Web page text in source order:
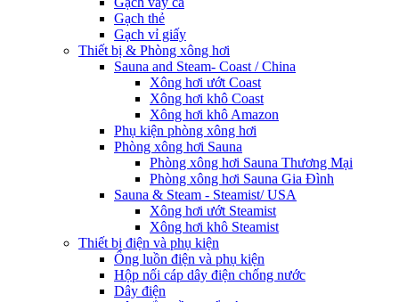
Gạch thẻ
Gạch vỉ giấy
Thiết bị & Phòng xông hơi
Sauna and Steam- Coast / China
Xông hơi ướt Coast
Xông hơi khô Coast
Xông hơi khô Amazon
Phụ kiện phòng xông hơi
Phòng xông hơi Sauna
Phòng xông hơi Sauna Thương Mại
Phòng xông hơi Sauna Gia Đình
Sauna & Steam - Steamist/ USA
Xông hơi ướt Steamist
Xông hơi khô Steamist
Thiết bị điện và phụ kiện
Ống luồn điện và phụ kiện
Hộp nối cáp dây điện chống nước
Dây điện